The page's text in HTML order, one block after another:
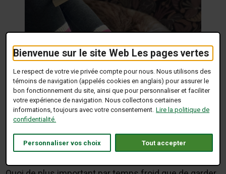
Bienvenue sur le site Web Les pages vertes
Le respect de votre vie privée compte pour nous. Nous utilisons des
témoins de navigation (appelés cookies en anglais) pour assurer le
bon fonctionnement du site, ainsi que pour personnaliser et faciliter
votre expérience de navigation. Nous collectons certaines
informations, toujours avec votre consentement. Lire la politique de
confidentialité.
Personnaliser vos choix Tout accepter
Détails de l'offre
Les bas d'alpaga; Les essayer, c'est les adopter.